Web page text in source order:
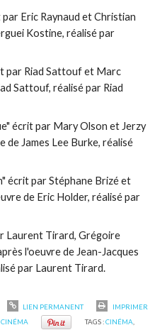
Eric Raynaud et Christian
Kostine, réalisé par
par Riad Sattouf et Marc
Sattouf, réalisé par Riad
écrit par Mary Olson et Jerzy
de James Lee Burke, réalisé
écrit par Stéphane Brizé et
de Eric Holder, réalisé par
Laurent Tirard, Grégoire
l'oeuvre de Jean-Jacques
par Laurent Tirard.
LIEN PERMANENT
IMPRIMER
CINÉMA TAGS :CINÉMA